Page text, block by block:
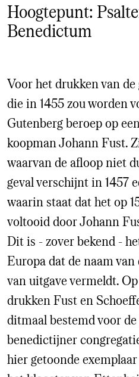
Hoogtepunt:
Benedictum
Voor het drukken van
die in 1455 zou worden
Gutenberg beroep op
koopman Johann Fust.
waarvan de afloop niet
geval verschijnt in 1457
waarin staat dat het op
voltooid door Johann
Dit is - zover bekend -
Europa dat de naam
van uitgave vermeldt.
drukken Fust en
ditmaal bestemd voor
benedictijner
hier getoonde